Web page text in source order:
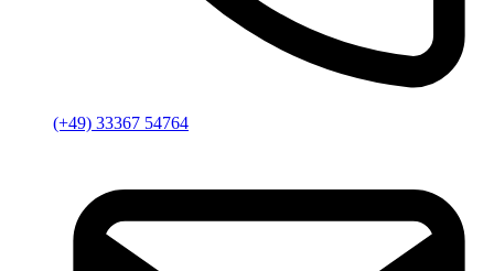
(+49) 33367 54764